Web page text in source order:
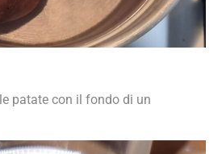
patate con il fondo di un